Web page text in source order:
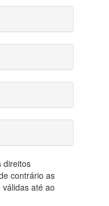
direitos
contrário as
até ao